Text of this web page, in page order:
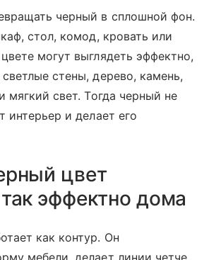
черный в сплошной фон.
стол, комод, кровать или
могут выглядеть эффектно,
стены, дерево, камень,
мягкий свет. Тогда черный не
интерьер и делает его
цвет
эффектно дома
как контур. Он